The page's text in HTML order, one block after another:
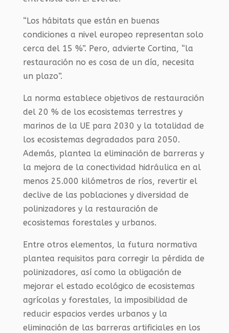
“Los hábitats que están en buenas
condiciones a nivel europeo representan solo
cerca del 15 %”. Pero, advierte Cortina, “la
restauración no es cosa de un día, necesita
un plazo”.
La norma establece objetivos de restauración
del 20 % de los ecosistemas terrestres y
marinos de la UE para 2030 y la totalidad de
los ecosistemas degradados para 2050.
Además, plantea la eliminación de barreras y
la mejora de la conectividad hidráulica en al
menos 25.000 kilómetros de ríos, revertir el
declive de las poblaciones y diversidad de
polinizadores y la restauración de
ecosistemas forestales y urbanos.
Entre otros elementos, la futura normativa
plantea requisitos para corregir la pérdida de
polinizadores, así como la obligación de
mejorar el estado ecológico de ecosistemas
agrícolas y forestales, la imposibilidad de
reducir espacios verdes urbanos y la
eliminación de las barreras artificiales en los